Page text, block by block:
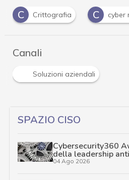
C
Crittografia C cyber
Canali
Soluzioni aziendali
SPAZIO CISO
Cybersecurity360
della leadership
04 Ago 2026